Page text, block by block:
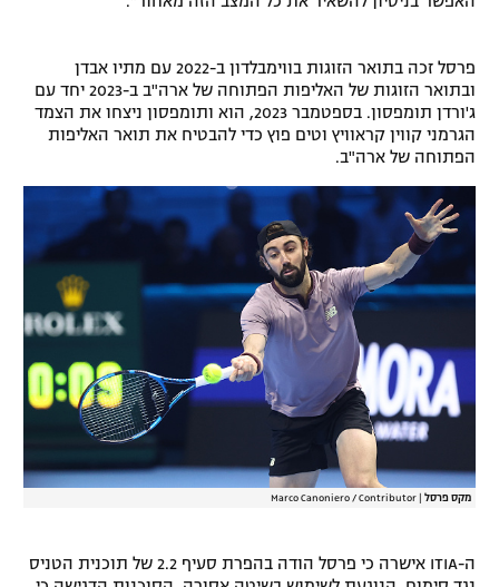
תקנון פעילות ספורט 1
רשיון להקרנה פומבית לבית עסק
לוח דרושים – ג'ובנט
גיימינג E-Sports
פרסל זכה בתואר הזוגות בווימבלדון ב-2022 עם מתיו אבדן
ובתואר הזוגות של האליפות הפתוחה של ארה"ב ב-2023 יחד עם
ג'ורדן תומפסון. בספטמבר 2023, הוא ותומפסון ניצחו את הצמד
הגרמני קווין קראוויץ וטים פוץ כדי להבטיח את תואר האליפות
הפתוחה של ארה"ב.
מקס פרסל Marco Canoniero / Contributor
ה-ITIA אישרה כי פרסל הודה בהפרת סעיף 2.2 של תוכנית הטניס